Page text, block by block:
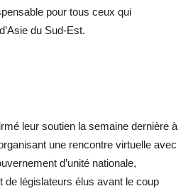
pour tous ceux qui
du Sud-Est.
leur soutien la semaine dernière à
une rencontre virtuelle avec
d’unité nationale,
de législateurs élus avant le coup